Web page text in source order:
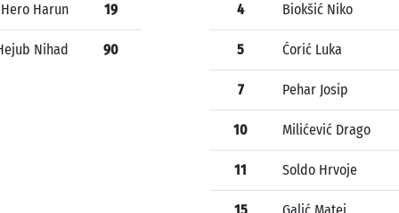
Hero Harun 19
Nihad 90
4 Biokšić Niko
5 Ćorić Luka
7 Pehar Josip
10 Milićević Drago
11 Soldo Hrvoje